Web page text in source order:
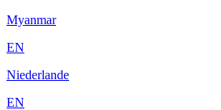
Myanmar
EN
Niederlande
EN